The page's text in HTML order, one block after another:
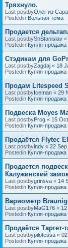
Тряхнуло.
Last postbyОлег из
Postedin Вольная тема
Продается
Last postbyShStanislav «
Postedin Купля-продажа
Стэдикам для
Last postbyZagdaj « 18
Postedin Купля-продажа
Продам Litespeed
Last postbyIceman « 29
Postedin Купля-продажа
Подвеска Moyes
Last postbyProg « 15
Postedin Купля-продажа
Продаётся Flytec
Last postbyindy « 22
Postedin Купля-продажа
Продается
Калужинский
Last postbygrinsva « 14
Postedin Купля-продажа
Вариометр
Last postbyMaG176 «
Postedin Купля-продажа
Продаётся Таргет-
Last postbypilotessa «
Postedin Купля-продажа